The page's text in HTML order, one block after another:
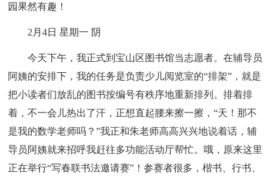
园果然有趣！
2月4日 星期一 阴
今天下午，我正式到宝山区图书馆当志愿者。在辅导员
阿姨的安排下，我的任务是负责少儿阅览室的“排架”，就是
把小读者们放乱的图书按编号有秩序地重新排列。排着排
着，不一会儿热出了汗，正想直起腰来擦一擦，“天！那不
是我的数学老师吗？”我正和朱老师高高兴兴地说着话，辅
导员阿姨就来招呼我赶往多功能活动厅帮忙。哦，原来这里
正在举行“写春联书法邀请赛”！参赛者很多，楷书、行书、